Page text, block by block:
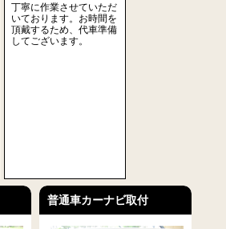
丁寧に作業させていただ
いております。お時間を
頂戴するため、代車準備
してございます。
普通車カーナビ取付